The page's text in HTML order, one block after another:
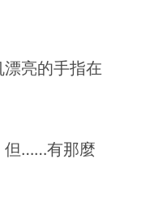
漂亮的手指在
但……有那麼